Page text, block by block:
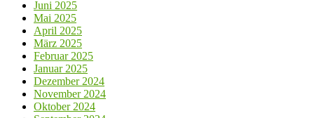
Juni 2025
Mai 2025
April 2025
März 2025
Februar 2025
Januar 2025
Dezember 2024
November 2024
Oktober 2024